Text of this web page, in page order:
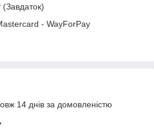
(Завдаток)
- WayForPay
14 днів за домовленістю